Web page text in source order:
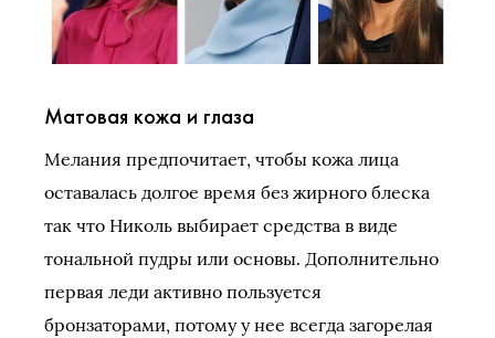
Матовая кожа и глаза
Мелания предпочитает, чтобы кожа лица
оставалась долгое время без жирного блеска
так что Николь выбирает средства в виде
тональной пудры или основы. Дополнительно
первая леди активно пользуется
бронзаторами, потому у нее всегда загорелая